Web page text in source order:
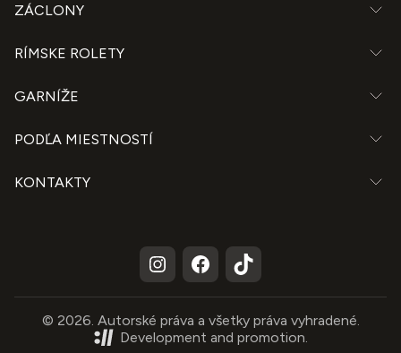
ZÁCLONY
RÍMSKE ROLETY
GARNÍŽE
PODĽA MIESTNOSTÍ
KONTAKTY
© 2026. Autorské práva a všetky práva vyhradené.
Development and promotion.